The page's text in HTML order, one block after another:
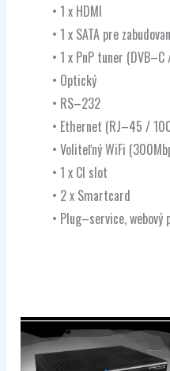
• 1 x HDMI
• 1 x SATA pre
• 1 x PnP tuner (DVB–C
• Optický
• RS–232
• Ethernet (RJ–45 /
• VoliteľnýWiFi (
• 1 x CI slot
• 2x Smartcard
• Plug–service,webový